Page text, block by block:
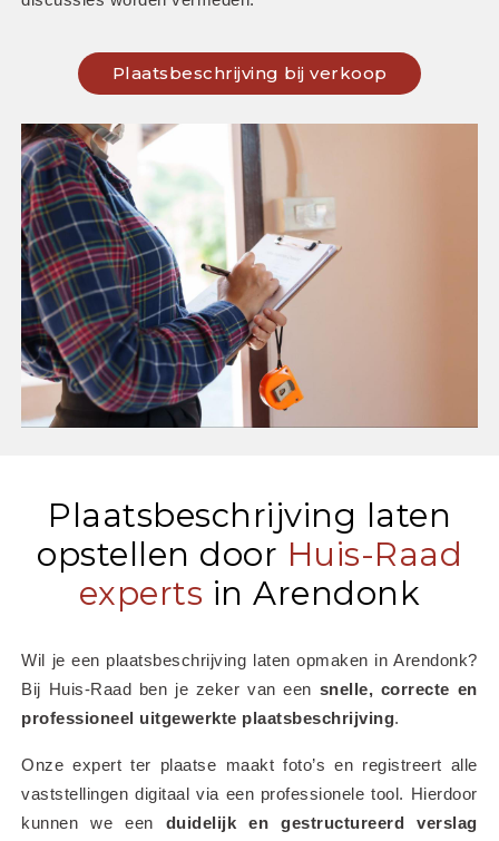
Plaatsbeschrijving bij verkoop
Plaatsbeschrijving laten
opstellen door Huis-Raad
experts in Arendonk
Wil je een plaatsbeschrijving laten opmaken in Arendonk?
Bij Huis-Raad ben je zeker van een snelle, correcte en
professioneel uitgewerkte plaatsbeschrijving.
Onze expert ter plaatse maakt foto’s en registreert alle
vaststellingen digitaal via een professionele tool. Hierdoor
kunnen we een duidelijk en gestructureerd verslag